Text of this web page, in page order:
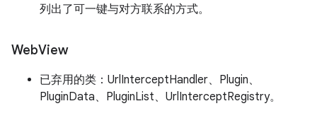
列出了可一键与对方联系的方式。
WebView
已弃用的类：UrlInterceptHandler、Plugin、
PluginData、PluginList、UrlInterceptRegistry。